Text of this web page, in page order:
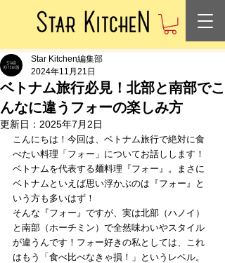
ベトナム旅行必見！北部と南部でこ
んなに違うフォーの楽しみ方
Star Kitchen編集部
2024年11月21日
更新日： 2025年7月2日
こんにちは！今回は、ベトナム旅行で絶対に食
べたい料理「フォー」についてお話しします！
ベトナムを代表する麺料理『フォー』。まさに
ベトナムといえば思い浮かぶのは『フォー』と
いう方も多いはず！
そんな『フォー』ですが、実は北部（ハノイ）
と南部（ホーチミン）で全然味わいやスタイル
が違うんです！フォー好きの私としては、これ
はもう「食べ比べなきゃ損！」というレベル。